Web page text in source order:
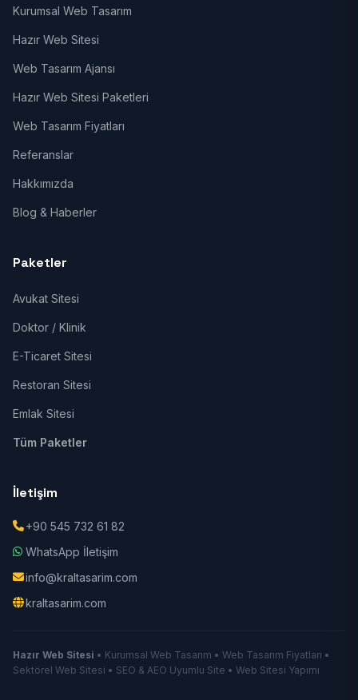
Kurumsal Web Tasarım
Hazır Web Sitesi
Web Tasarım Ajansı
Hazır Web Sitesi Paketleri
Web Tasarım Fiyatları
Referanslar
Hakkımızda
Blog & Haberler
Paketler
Avukat Sitesi
Doktor / Klinik
E-Ticaret Sitesi
Restoran Sitesi
Emlak Sitesi
Tüm Paketler
İletişim
+90 545 732 61 82
WhatsApp İletişim
info@kraltasarim.com
kraltasarim.com
Hazır Web Sitesi • Kurumsal Web Tasarım • Web Tasarım Fiyatları •
Sektörel Web Sitesi • SEO & AEO Uyumlu Site • Web Sitesi Yapımı